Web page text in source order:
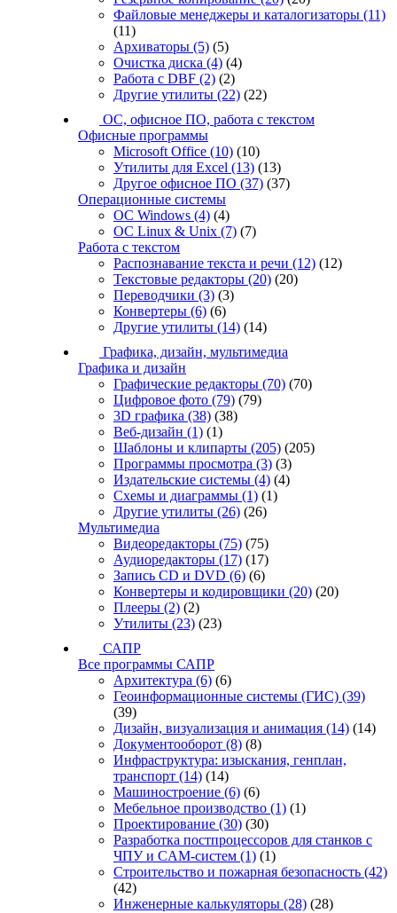
Файловые менеджеры и каталогизаторы (11)
(11)
Архиваторы (5) (5)
Очистка диска (4) (4)
Работа с DBF (2) (2)
Другие утилиты (22) (22)
ОС, офисное ПО, работа с текстом
Офисные программы
Microsoft Office (10) (10)
Утилиты для Excel (13) (13)
Другое офисное ПО (37) (37)
Операционные системы
ОС Windows (4) (4)
ОС Linux & Unix (7) (7)
Работа с текстом
Распознавание текста и речи (12) (12)
Текстовые редакторы (20) (20)
Переводчики (3) (3)
Конвертеры (6) (6)
Другие утилиты (14) (14)
Графика, дизайн, мультимедиа
Графика и дизайн
Графические редакторы (70) (70)
Цифровое фото (79) (79)
3D графика (38) (38)
Веб-дизайн (1) (1)
Шаблоны и клипарты (205) (205)
Программы просмотра (3) (3)
Издательские системы (4) (4)
Схемы и диаграммы (1) (1)
Другие утилиты (26) (26)
Мультимедиа
Видеоредакторы (75) (75)
Аудиоредакторы (17) (17)
Запись CD и DVD (6) (6)
Конвертеры и кодировщики (20) (20)
Плееры (2) (2)
Утилиты (23) (23)
САПР
Все программы САПР
Архитектура (6) (6)
Геоинформационные системы (ГИС) (39)
(39)
Дизайн, визуализация и анимация (14) (14)
Документооборот (8) (8)
Инфраструктура: изыскания, генплан,
транспорт (14) (14)
Машиностроение (6) (6)
Мебельное производство (1) (1)
Проектирование (30) (30)
Разработка постпроцессоров для станков с
ЧПУ и CAM-систем (1) (1)
Строительство и пожарная безопасность (42)
(42)
Инженерные калькуляторы (28) (28)